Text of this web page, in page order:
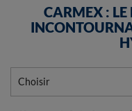
CARMEX :
Choisir